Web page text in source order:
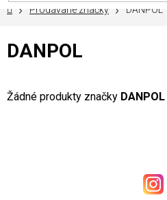
DomůProdávané značky DANPOL
DANPOL
Žádné produkty značky DANPOL